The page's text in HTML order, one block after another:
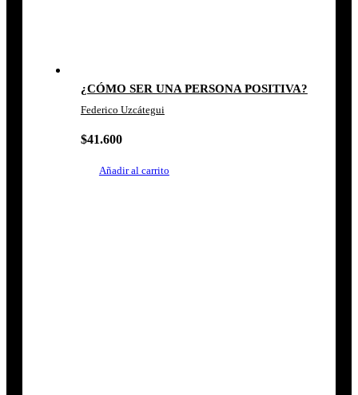
¿CÓMO SER UNA PERSONA POSITIVA?
Federico Uzcátegui
$41.600
Añadir al carrito